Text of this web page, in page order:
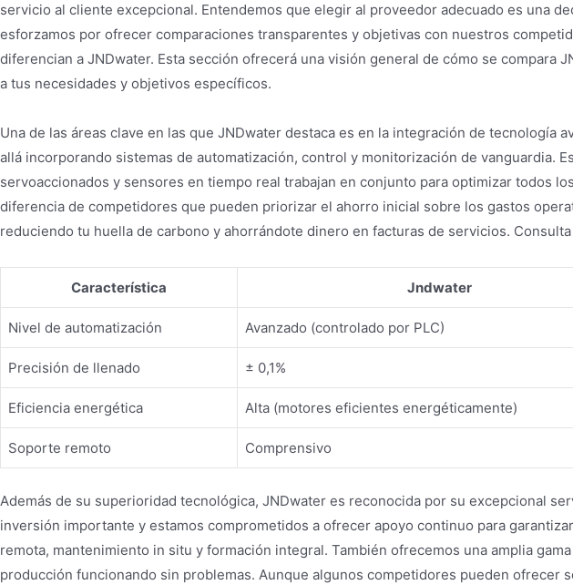
servicio al cliente excepcional. Entendemos que elegir al proveedor adecuado es una
esforzamos por ofrecer comparaciones transparentes y objetivas con nuestros
diferencian a JNDwater. Esta sección ofrecerá una visión general de cómo se
a tus necesidades y objetivos específicos.
Una de las áreas clave en las que JNDwater destaca es en la integración de
allá incorporando sistemas de automatización, control y monitorización de vanguardia.
servoaccionados y sensores en tiempo real trabajan en conjunto para optimizar todos
diferencia de competidores que pueden priorizar el ahorro inicial sobre los gastos
reduciendo tu huella de carbono y ahorrándote dinero en facturas de servicios.
Característica Jndwater
Nivel de automatización Avanzado (controlado por PLC)
Precisión de llenado ± 0,1%
Eficiencia energética Alta (motores eficientes energéticamente)
Soporte remoto Comprensivo
Además de su superioridad tecnológica, JNDwater es reconocida por su excepcional
inversión importante y estamos comprometidos a ofrecer apoyo continuo para
remota, mantenimiento in situ y formación integral. También ofrecemos una amplia
producción funcionando sin problemas. Aunque algunos competidores pueden